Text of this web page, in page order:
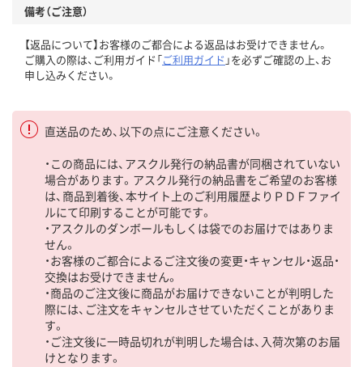
備考（ご注意）
【返品について】お客様のご都合による返品はお受けできません。
ご購入の際は、ご利用ガイド「ご利用ガイド 」を必ずご確認の上、お
申し込みください。
直送品のため、以下の点にご注意ください。
・この商品には、アスクル発行の納品書が同梱されていない
場合があります。アスクル発行の納品書をご希望のお客様
は、商品到着後、本サイト上のご利用履歴よりＰＤＦファイ
ルにて印刷することが可能です。
・アスクルのダンボールもしくは袋でのお届けではありま
せん。
・お客様のご都合によるご注文後の変更・キャンセル・返品・
交換はお受けできません。
・商品のご注文後に商品がお届けできないことが判明した
際には、ご注文をキャンセルさせていただくことがありま
す。
・ご注文後に一時品切れが判明した場合は、入荷次第のお届
けとなります。